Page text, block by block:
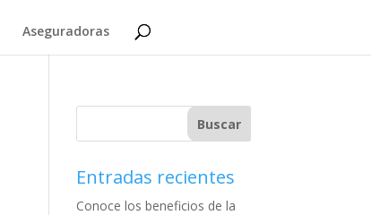
Aseguradoras
Entradas recientes
Conoce los beneficios de la